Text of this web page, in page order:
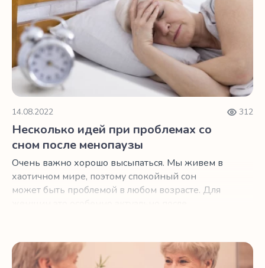
14.08.2022 312
Несколько идей при проблемах со
сном после менопаузы
Очень важно хорошо высыпаться. Мы живем в
хаотичном мире, поэтому спокойный сон
может быть проблемой в любом возрасте. Для
Как лучше спать, изменив то, как вы чистите зубы